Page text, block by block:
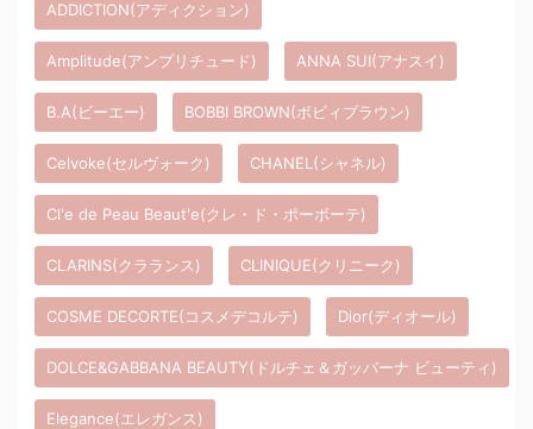
ADDICTION(アディクション)
Amplitude(アンプリチュード) ANNA SUI(アナスイ)
B.A(ビーエー) BOBBI BROWN(ボビィブラウン)
Celvoke(セルヴォーク) CHANEL(シャネル)
Cl'e de Peau Beaut'e(クレ・ド・ポーボーテ)
CLARINS(クラランス) CLINIQUE(クリニーク)
COSME DECORTE(コスメデコルテ) Dior(ディオール)
DOLCE&GABBANA BEAUTY(ドルチェ＆ガッバーナ ビューティ)
Elegance(エレガンス)